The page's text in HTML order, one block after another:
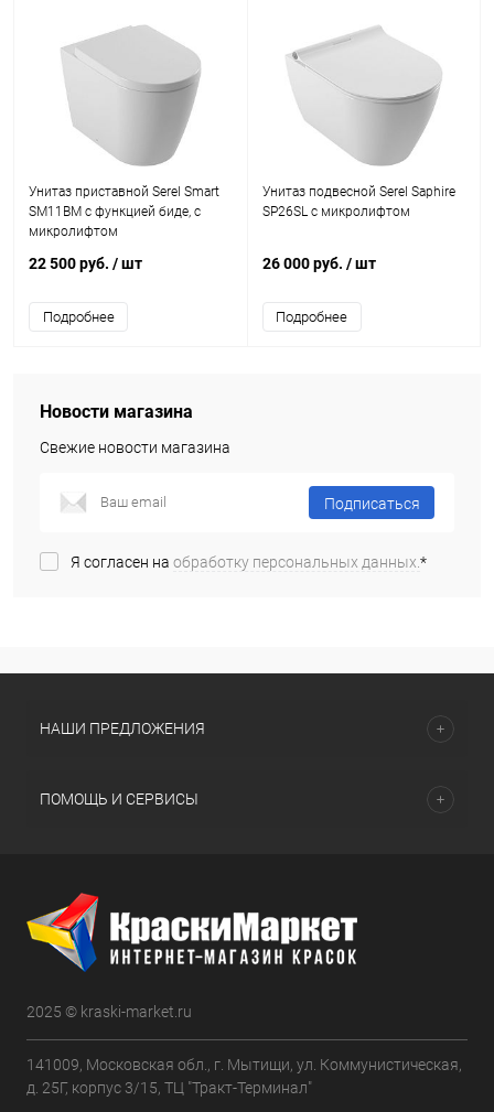
Унитаз приставной Serel Smart
SM11BM с функцией биде, с
микролифтом
22 500 руб. / шт
Подробнее
Унитаз подвесной Serel Saphire
SP26SL с микролифтом
26 000 руб. / шт
Подробнее
Новости магазина
Свежие новости магазина
Подписаться
Я согласен на обработку персональных данных.*
НАШИ ПРЕДЛОЖЕНИЯ
ПОМОЩЬ И СЕРВИСЫ
2025 © kraski-market.ru
141009, Московская обл., г. Мытищи, ул. Коммунистическая,
д. 25Г, корпус 3/15, ТЦ "Тракт-Терминал"